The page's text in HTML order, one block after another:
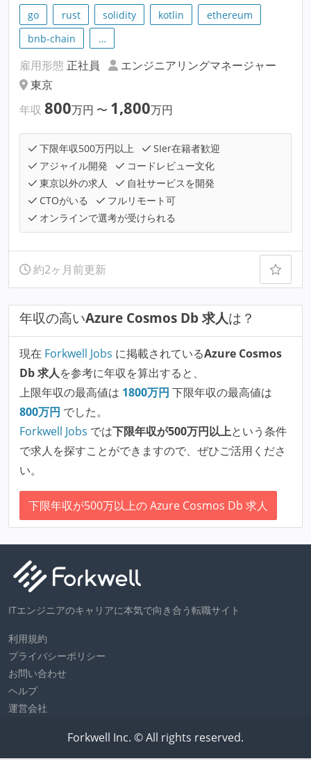
go rust solidity kotlin
ethereum
bnb-chain
…
雇用形態 正社員
エンジニアリングマネージャー
東京
年収 800万円 〜 1,800万円
下限年収500万円以上
SIer在籍者歓迎
アジャイル開発
コードレビュー文化
東京以外の求人
自社サービスを開発
CTOがいる
フルリモート可
オンラインで選考が受けられる
約2ヶ月前更新
年収の高いAzure Cosmos Db 求人は？
現在 Forkwell Jobs に掲載されているAzure Cosmos
Db 求人を参考に年収を算出すると、
上限年収の最高値は 1800万円 下限年収の最高値は
800万円 でした。
Forkwell Jobs では下限年収が500万円以上という条件
で求人を探すことができますので、ぜひご活用くださ
い。
下限年収が500万以上の Azure Cosmos Db 求人
ITエンジニアのキャリアに本気で向き合う転職サイト
利用規約
プライバシーポリシー
お問い合わせ
ヘルプ
運営会社
Forkwell Inc. © All rights reserved.